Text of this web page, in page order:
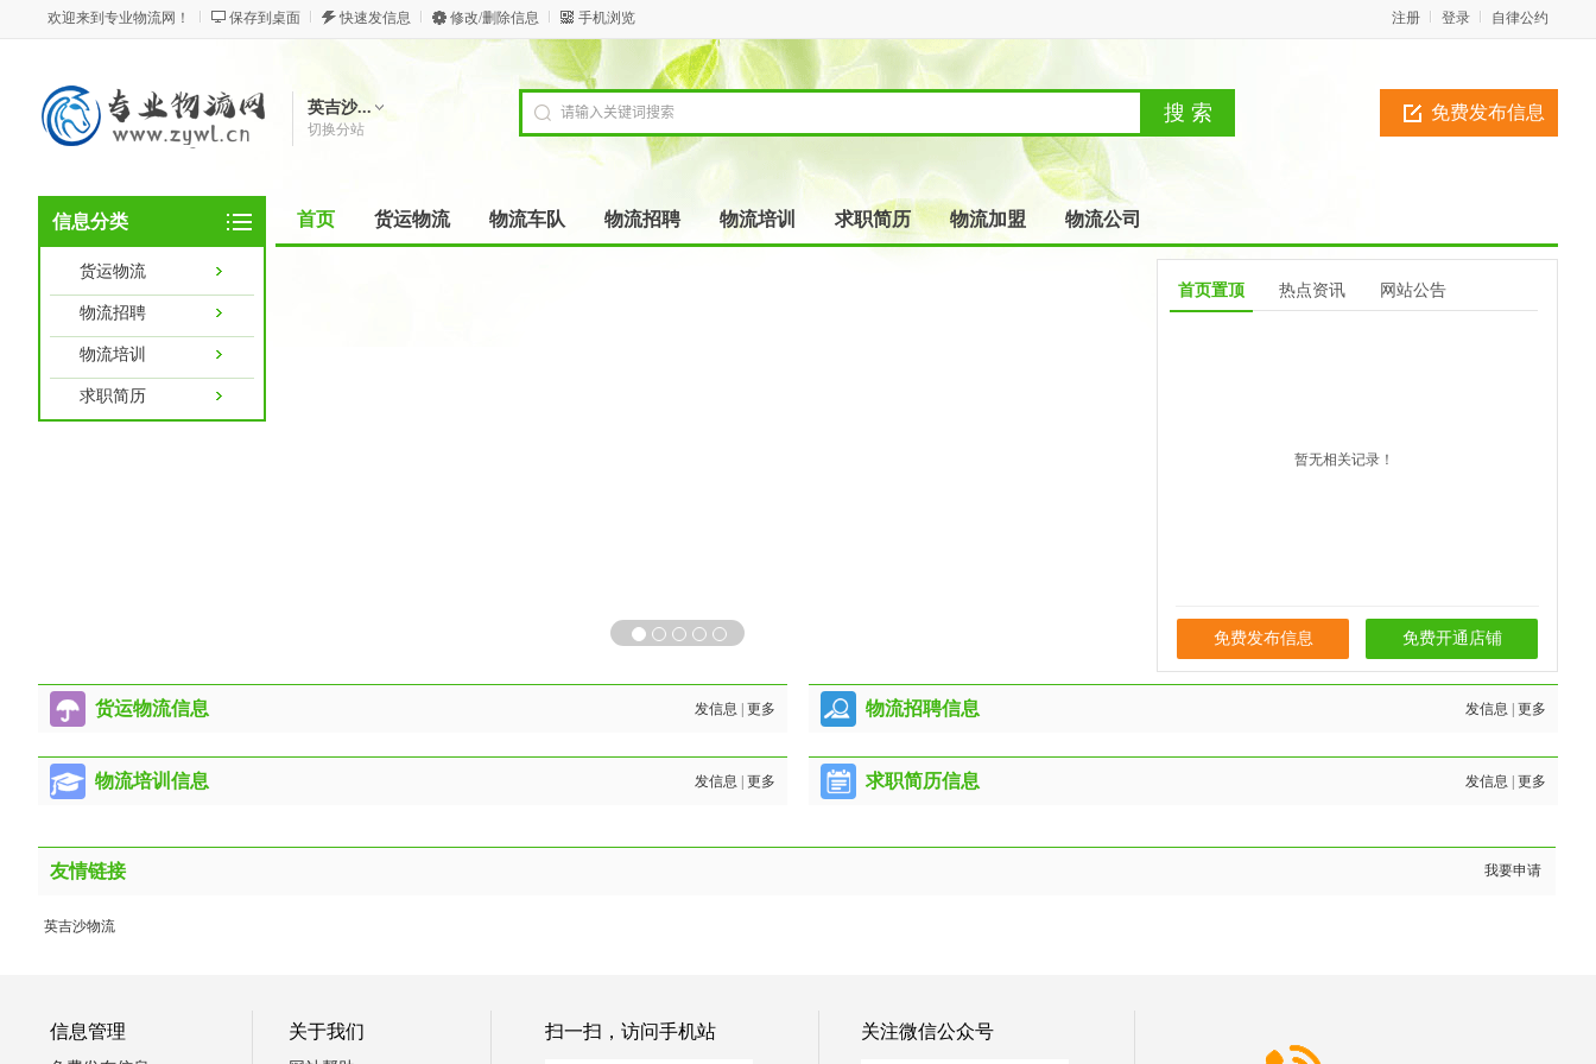
欢迎来到专业物流网！ 保存到桌面 快速发信息 修改/删除信息 手机浏览 自律公约
登录
注册
英吉沙...
切换分站
免费发布信息
信息分类
货运物流
物流招聘
物流培训
求职简历
首页 货运物流 物流车队 物流招聘 物流培训 求职简历 物流加盟 物流公司
首页置顶 热点资讯 网站公告
暂无相关记录！
免费发布信息 免费开通店铺
货运物流信息 发信息 更多 物流招聘信息 发信息 更多
物流培训信息 发信息 更多 求职简历信息 发信息 更多
友情链接 我要申请
英吉沙物流
信息管理 关于我们 扫一扫，访问手机站 关注微信公众号